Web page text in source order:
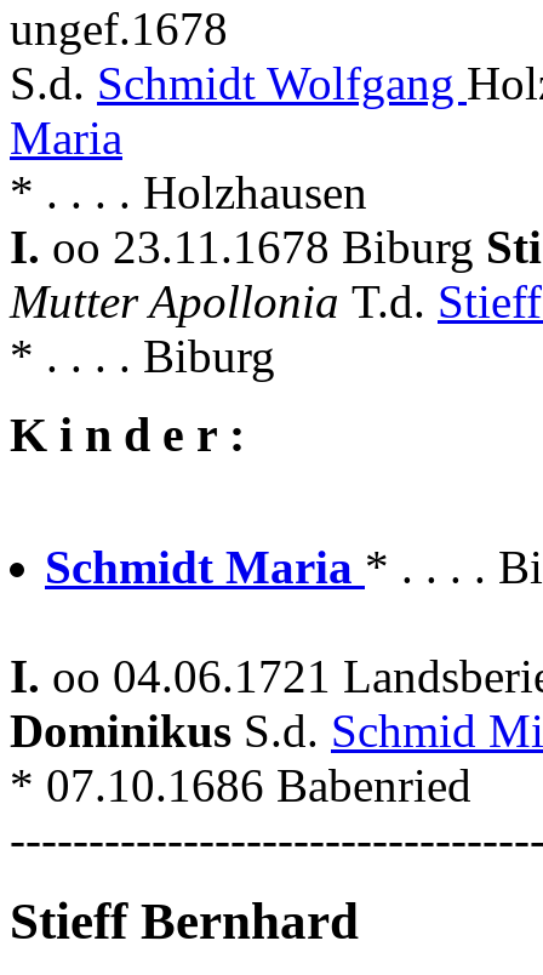
ungef.1678
S.d. Schmidt Wolfgang
Maria
* . . . . Holzhausen
I. oo 23.11.1678 Biburg
Mutter Apollonia T.d.
* . . . . Biburg
K i n d e r :
Schmidt Maria * . . . .
I. oo 04.06.1721
Dominikus S.d. Schmid
* 07.10.1686 Babenried
Stieff Bernhard